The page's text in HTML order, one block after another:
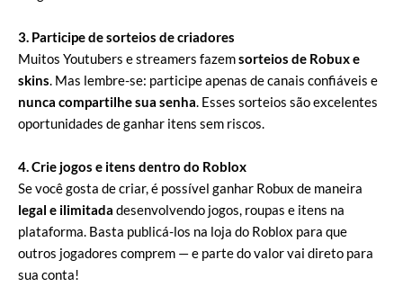
3. Participe de sorteios de criadores
Muitos Youtubers e streamers fazemsorteios de Robux e
skins. Mas lembre-se: participe apenas de canais confiáveis e
nunca compartilhe sua senha. Esses sorteios são excelentes
oportunidades de ganhar itens sem riscos.
4. Crie jogos e itens dentro do Roblox
Se você gosta de criar, é possível ganhar Robux de maneira
legal e ilimitada desenvolvendo jogos, roupas e itens na
plataforma. Basta publicá-los na loja do Roblox para que
outros jogadores comprem — e parte do valor vai direto para
sua conta!